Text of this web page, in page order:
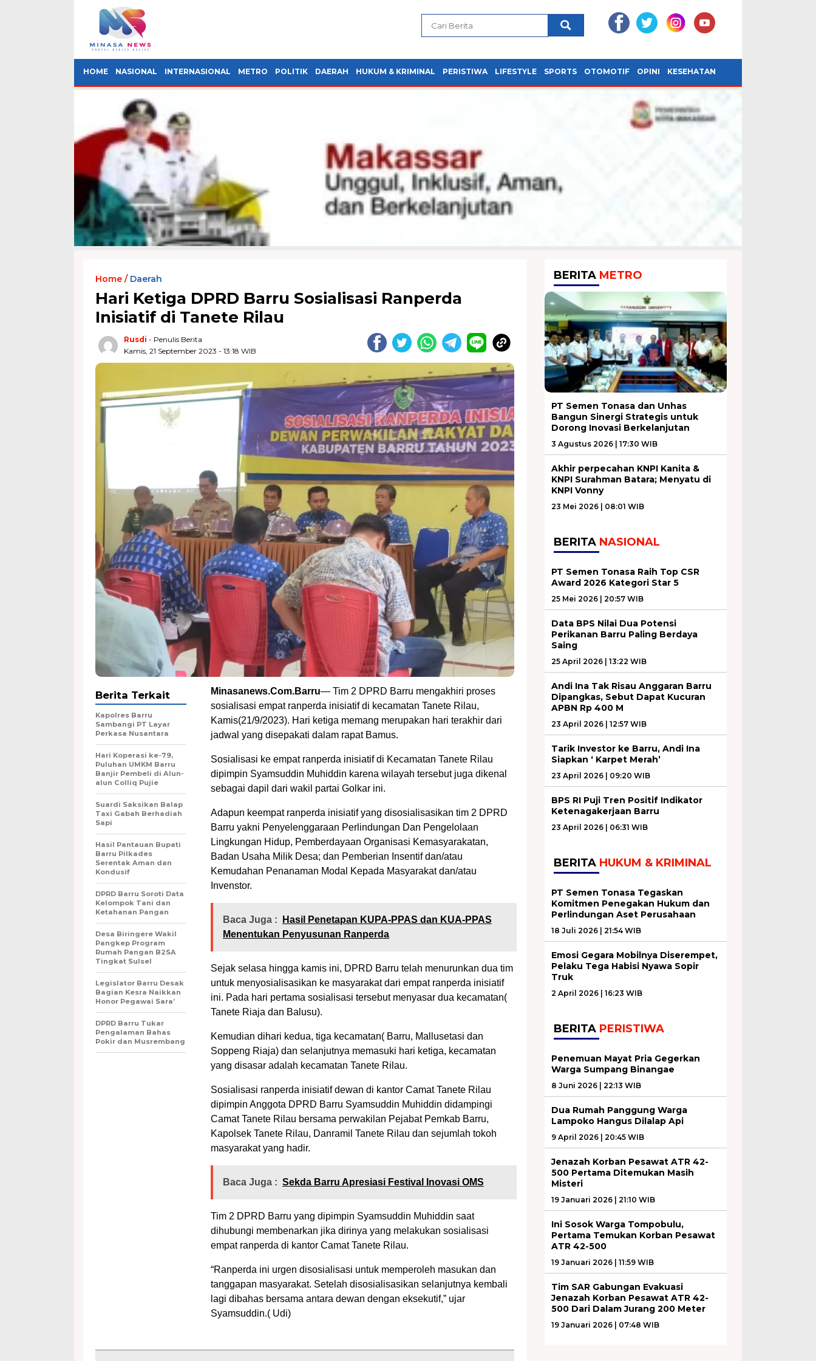
HOME NASIONAL INTERNASIONAL METRO POLITIK DAERAH HUKUM & KRIMINAL PERISTIWA LIFESTYLE SPORTS OTOMOTIF OPINI KESEHATAN
Home / Daerah
Hari Ketiga DPRD Barru Sosialisasi Ranperda
Inisiatif di Tanete Rilau
Rusdi - Penulis Berita
Kamis, 21 September 2023 - 13:18 WIB
Minasanews.Com.Barru— Tim 2 DPRD Barru mengakhiri proses
sosialisasi empat ranperda inisiatif di kecamatan Tanete Rilau,
Kamis(21/9/2023). Hari ketiga memang merupakan hari terakhir dari
jadwal yang disepakati dalam rapat Bamus.
Sosialisasi ke empat ranperda inisiatif di Kecamatan Tanete Rilau
dipimpin Syamsuddin Muhiddin karena wilayah tersebut juga dikenal
sebagai dapil dari wakil partai Golkar ini.
Adapun keempat ranperda inisiatif yang disosialisasikan tim 2 DPRD
Barru yakni Penyelenggaraan Perlindungan Dan Pengelolaan
Lingkungan Hidup, Pemberdayaan Organisasi Kemasyarakatan,
Badan Usaha Milik Desa; dan Pemberian Insentif dan/atau
Kemudahan Penanaman Modal Kepada Masyarakat dan/atau
Invenstor.
Baca Juga :
Hasil Penetapan KUPA-PPAS dan KUA-PPAS
Menentukan Penyusunan Ranperda
Sejak selasa hingga kamis ini, DPRD Barru telah menurunkan dua tim
untuk menyosialisasikan ke masyarakat dari empat ranperda inisiatif
ini. Pada hari pertama sosialisasi tersebut menyasar dua kecamatan(
Tanete Riaja dan Balusu).
Kemudian dihari kedua, tiga kecamatan( Barru, Mallusetasi dan
Soppeng Riaja) dan selanjutnya memasuki hari ketiga, kecamatan
yang disasar adalah kecamatan Tanete Rilau.
Sosialisasi ranperda inisiatif dewan di kantor Camat Tanete Rilau
dipimpin Anggota DPRD Barru Syamsuddin Muhiddin didampingi
Camat Tanete Rilau bersama perwakilan Pejabat Pemkab Barru,
Kapolsek Tanete Rilau, Danramil Tanete Rilau dan sejumlah tokoh
masyarakat yang hadir.
Baca Juga : Sekda Barru Apresiasi Festival Inovasi OMS
Tim 2 DPRD Barru yang dipimpin Syamsuddin Muhiddin saat
dihubungi membenarkan jika dirinya yang melakukan sosialisasi
empat ranperda di kantor Camat Tanete Rilau.
“Ranperda ini urgen disosialisasi untuk memperoleh masukan dan
tanggapan masyarakat. Setelah disosialisasikan selanjutnya kembali
lagi dibahas bersama antara dewan dengan eksekutif,” ujar
Syamsuddin.( Udi)
Berita Terkait
Kapolres Barru
Sambangi PT Layar
Perkasa Nusantara
Hari Koperasi ke-79,
Puluhan UMKM Barru
Banjir Pembeli di Alun-
alun Colliq Pujie
Suardi Saksikan Balap
Taxi Gabah Berhadiah
Sapi
Hasil Pantauan Bupati
Barru Pilkades
Serentak Aman dan
Kondusif
DPRD Barru Soroti Data
Kelompok Tani dan
Ketahanan Pangan
Desa Biringere Wakil
Pangkep Program
Rumah Pangan B2SA
Tingkat Sulsel
Legislator Barru Desak
Bagian Kesra Naikkan
Honor Pegawai Sara’
DPRD Barru Tukar
Pengalaman Bahas
Pokir dan Musrembang
BERITA METRO
PT Semen Tonasa dan Unhas
Bangun Sinergi Strategis untuk
Dorong Inovasi Berkelanjutan
3 Agustus 2026 | 17:30 WIB
Akhir perpecahan KNPI Kanita &
KNPI Surahman Batara; Menyatu di
KNPI Vonny
23 Mei 2026 | 08:01 WIB
BERITA NASIONAL
PT Semen Tonasa Raih Top CSR
Award 2026 Kategori Star 5
25 Mei 2026 | 20:57 WIB
Data BPS Nilai Dua Potensi
Perikanan Barru Paling Berdaya
Saing
25 April 2026 | 13:22 WIB
Andi Ina Tak Risau Anggaran Barru
Dipangkas, Sebut Dapat Kucuran
APBN Rp 400 M
23 April 2026 | 12:57 WIB
Tarik Investor ke Barru, Andi Ina
Siapkan ‘ Karpet Merah’
23 April 2026 | 09:20 WIB
BPS RI Puji Tren Positif Indikator
Ketenagakerjaan Barru
23 April 2026 | 06:31 WIB
BERITA HUKUM & KRIMINAL
PT Semen Tonasa Tegaskan
Komitmen Penegakan Hukum dan
Perlindungan Aset Perusahaan
18 Juli 2026 | 21:54 WIB
Emosi Gegara Mobilnya Diserempet,
Pelaku Tega Habisi Nyawa Sopir
Truk
2 April 2026 | 16:23 WIB
BERITA PERISTIWA
Penemuan Mayat Pria Gegerkan
Warga Sumpang Binangae
8 Juni 2026 | 22:13 WIB
Dua Rumah Panggung Warga
Lampoko Hangus Dilalap Api
9 April 2026 | 20:45 WIB
Jenazah Korban Pesawat ATR 42-
500 Pertama Ditemukan Masih
Misteri
19 Januari 2026 | 21:10 WIB
Ini Sosok Warga Tompobulu,
Pertama Temukan Korban Pesawat
ATR 42-500
19 Januari 2026 | 11:59 WIB
Tim SAR Gabungan Evakuasi
Jenazah Korban Pesawat ATR 42-
500 Dari Dalam Jurang 200 Meter
19 Januari 2026 | 07:48 WIB